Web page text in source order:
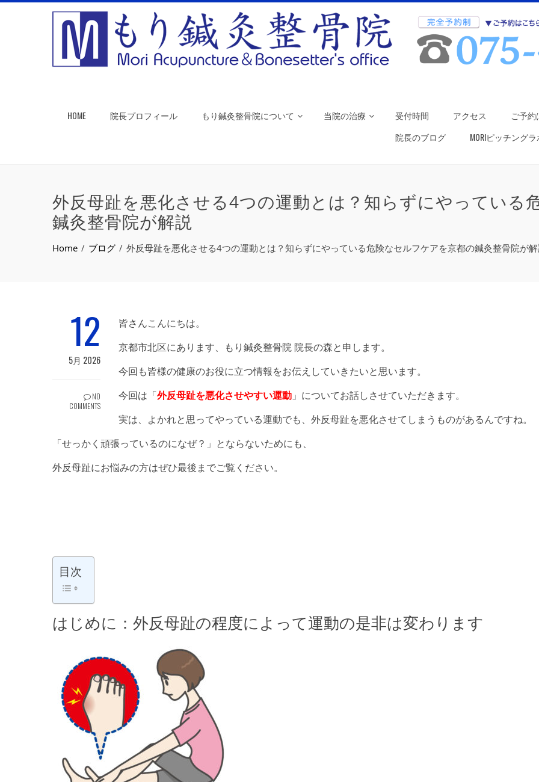
HOME 院長プロフィール もり鍼灸整骨院について 当院の治療 受付時間 アクセス ご予約
院長のブログ
MORIピッチング
外反母趾を悪化させる4つの運動とは？知らずにやっている
鍼灸整骨院が解説
Home ブログ 外反母趾を悪化させる4つの運動とは？知らずにやっている危険なセルフケアを京都の鍼灸整骨院が
12
5月 2026
NO
COMMENTS
皆さんこんにちは。
京都市北区にあります、もり鍼灸整骨院 院長の森と申します。
今回も皆様の健康のお役に立つ情報をお伝えしていきたいと思います。
今回は「外反母趾を悪化させやすい運動 」についてお話しさせていただきます。
実は、よかれと思ってやっている運動でも、外反母趾を悪化させてしまうものがあるんですね。
「せっかく頑張っているのになぜ？」とならないためにも、
外反母趾にお悩みの方はぜひ最後までご覧ください。
目次
はじめに：外反母趾の程度によって運動の是非は変わります